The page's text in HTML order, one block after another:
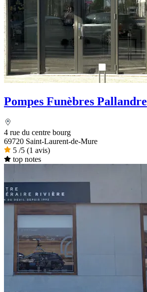
Pompes Funèbres Pallandre
4 rue du centre bourg
69720 Saint-Laurent-de-Mure
5 /5 (1 avis)
top notes